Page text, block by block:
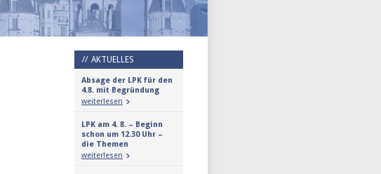
AKTUELLES
Absage der LPK für den
4.8. mit Begründung
weiterlesen
LPK am 4. 8. – Beginn
schon um 12.30 Uhr –
die Themen
weiterlesen